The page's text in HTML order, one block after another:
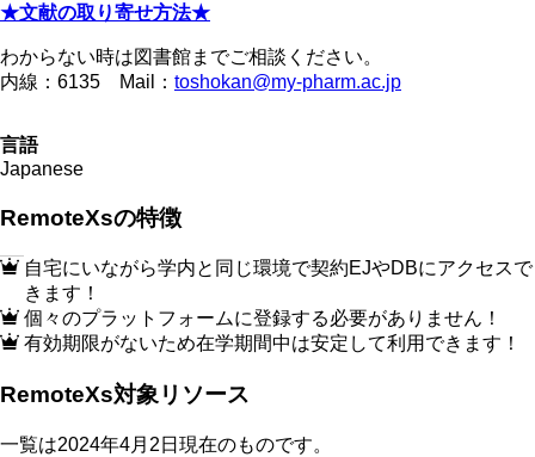
★文献の取り寄せ方法★
わからない時は図書館までご相談ください。​
内線：6135 Mail： toshokan@my-pharm.ac.jp
言語
Japanese
RemoteXsの特徴
自宅にいながら学内と同じ環境で契約EJやDBにアクセスで
きます！
個々のプラットフォームに登録する必要がありません！
有効期限がないため在学期間中は安定して利用できます！
RemoteXs対象リソース
一覧は2024年4月2日現在のものです。